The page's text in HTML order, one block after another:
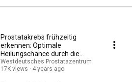
Prostatakrebs frühzeitig
erkennen: Optimale
Heilungschance durch die
richtige Vorsorge
Westdeutsches Prostatazentrum
17K views
4 years ago